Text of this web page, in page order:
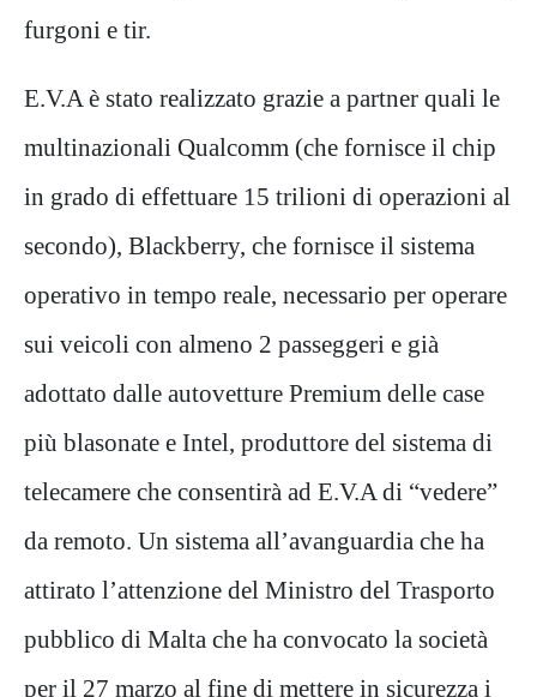
furgoni e tir.
E.V.A è stato realizzato grazie a partner quali le
multinazionali Qualcomm (che fornisce il chip
in grado di effettuare 15 trilioni di operazioni al
secondo), Blackberry, che fornisce il sistema
operativo in tempo reale, necessario per operare
sui veicoli con almeno 2 passeggeri e già
adottato dalle autovetture Premium delle case
più blasonate e Intel, produttore del sistema di
telecamere che consentirà ad E.V.A di “vedere”
da remoto. Un sistema all’avanguardia che ha
attirato l’attenzione del Ministro del Trasporto
pubblico di Malta che ha convocato la società
per il 27 marzo al fine di mettere in sicurezza i